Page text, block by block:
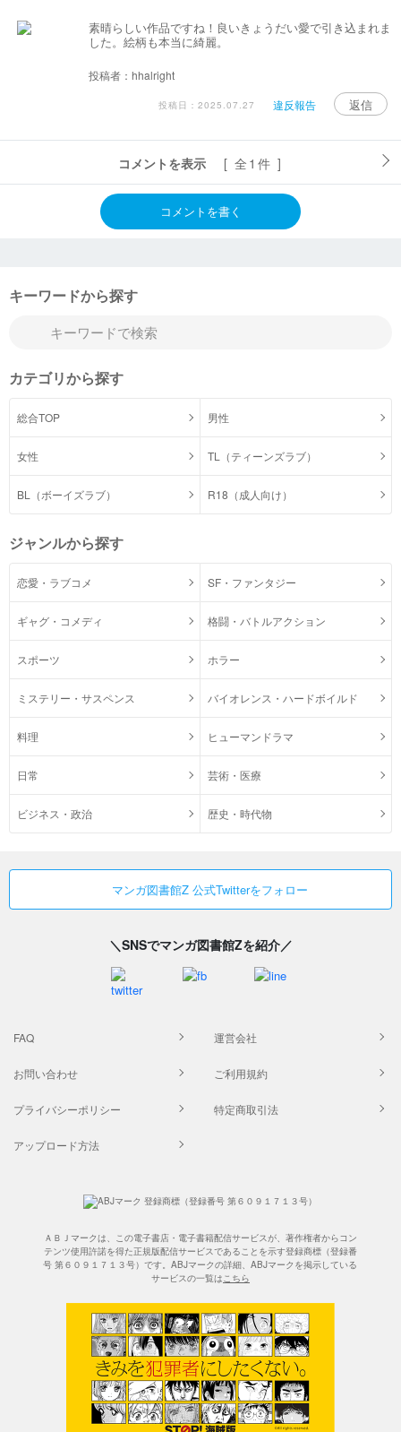
素晴らしい作品ですね！良いきょうだい愛で引き込まれま
した。絵柄も本当に綺麗。
投稿者：hhalright
投稿日：2025.07.27 違反報告 返信
コメントを表示 [ 全1件 ]
コメントを書く
キーワードから探す
カテゴリから探す
総合TOP 男性
女性 TL（ティーンズラブ）
BL（ボーイズラブ） R18（成人向け）
ジャンルから探す
恋愛・ラブコメ SF・ファンタジー
ギャグ・コメディ 格闘・バトルアクション
スポーツ ホラー
ミステリー・サスペンス バイオレンス・ハードボイルド
料理 ヒューマンドラマ
日常 芸術・医療
ビジネス・政治 歴史・時代物
マンガ図書館Z 公式Twitterをフォロー
＼SNSでマンガ図書館Zを紹介／
FAQ 運営会社
お問い合わせ ご利用規約
プライバシーポリシー 特定商取引法
アップロード方法
ＡＢＪマークは、この電子書店・電子書籍配信サービスが、著作権者からコン
テンツ使用許諾を得た正規版配信サービスであることを示す登録商標（登録番
号 第６０９１７１３号）です。ABJマークの詳細、ABJマークを掲示している
サービスの一覧はこちら